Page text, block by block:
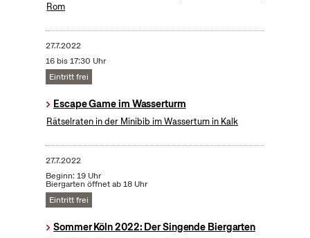
Rom
27.7.2022
16 bis 17:30 Uhr
Eintritt frei
Escape Game im Wasserturm
Rätselraten in der Minibib im Wassertum in Kalk
27.7.2022
Beginn: 19 Uhr
Biergarten öffnet ab 18 Uhr
Eintritt frei
Sommer Köln 2022: Der Singende Biergarten